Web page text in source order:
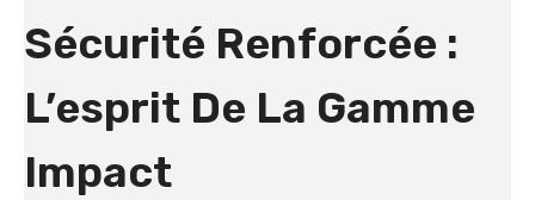
Sécurité Renforcée :
L’esprit De La Gamme
Impact